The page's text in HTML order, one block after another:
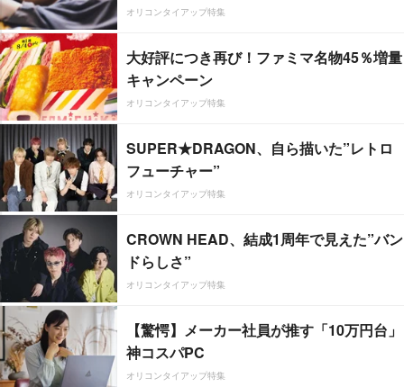
オリコンタイアップ特集
大好評につき再び！ファミマ名物45％増量
キャンペーン
オリコンタイアップ特集
SUPER★DRAGON、自ら描いた”レトロ
フューチャー”
オリコンタイアップ特集
CROWN HEAD、結成1周年で見えた”バン
ドらしさ”
オリコンタイアップ特集
【驚愕】メーカー社員が推す「10万円台」
神コスパPC
オリコンタイアップ特集